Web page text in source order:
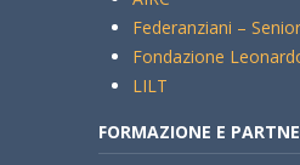
Federanziani –
Fondazione
LILT
FORMAZIONE E